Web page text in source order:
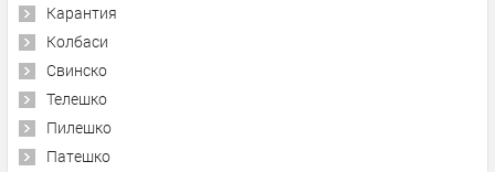
Карантия
Колбаси
Свинско
Телешко
Пилешко
Патешко